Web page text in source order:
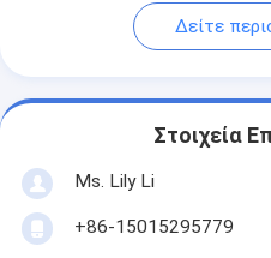
Δείτε
Στοιχεία
Ms. Lily Li
+86-15015295779